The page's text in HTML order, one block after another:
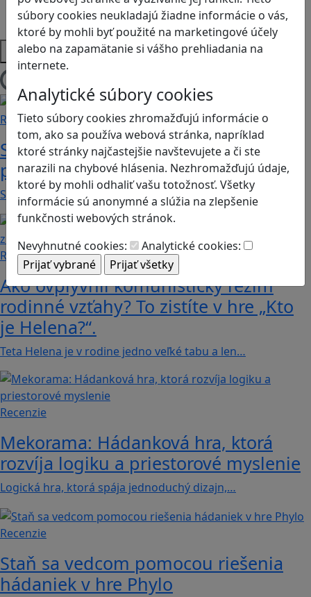
súbory cookies neukladajú žiadne informácie o vás,
ktoré by mohli byť použité na marketingové účely
alebo na zapamätanie si vášho prehliadania na
internete.
Analytické súbory cookies
Tieto súbory cookies zhromažďujú informácie o
tom, ako sa používa webová stránka, napríklad
ktoré stránky najčastejšie navštevujete a či ste
narazili na chybové hlásenia. Nezhromažďujú údaje,
ktoré by mohli odhaliť vašu totožnosť. Všetky
informácie sú anonymné a slúžia na zlepšenie
funkčnosti webových stránok.
Nevyhnutné cookies:
Analytické cookies:
Strategické myslenie
Zdravie a pohyb
Platformy
Načítam blogy
Recenzie
Supermarket Together: vyskúšajte si
prácu v obchode
Supermarket Together je simulačná hra, v ktorej…
Recenzie
Ako ovplyvnil komunistický režim
rodinné vzťahy? To zistíte v hre „Kto
je Helena?“.
Teta Helena je v rodine jedno veľké tabu a len…
Recenzie
Mekorama: Hádanková hra, ktorá
rozvíja logiku a priestorové myslenie
Logická hra, ktorá spája jednoduchý dizajn,…
Recenzie
Staň sa vedcom pomocou riešenia
hádaniek v hre Phylo